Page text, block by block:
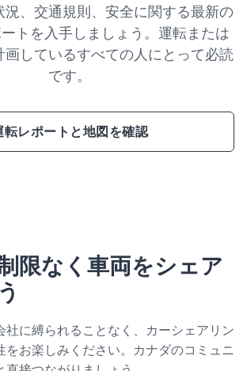
況、交通規則、安全に関する最新の
トを入手しましょう。運転または
画しているすべての人にとって必読
です。
転レポートと地図を確認
限なく車両をシェア
社に縛られることなく、カーシェアリン
をお楽しみください。カナダのコミュニ